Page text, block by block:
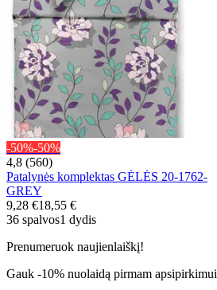
-50%-50%
4,8 (560)
Patalynės komplektas GĖLĖS 20-1762-
GREY
9,28 €18,55 €
36 spalvos1 dydis
Prenumeruok naujienlaiškį!
Gauk -10% nuolaidą pirmam apsipirkimui